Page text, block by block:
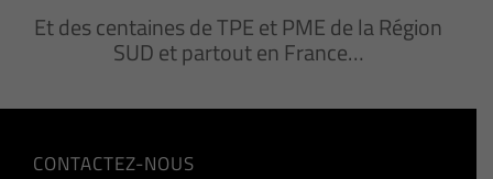
Et des centaines de TPE et PME de la Région
SUD et partout en France…
CONTACTEZ-NOUS